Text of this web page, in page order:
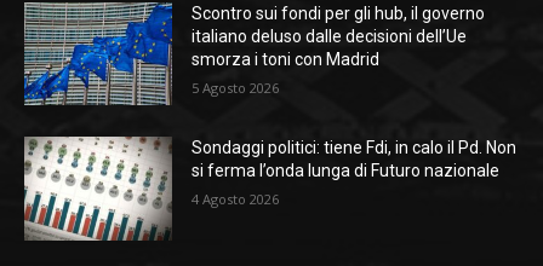
Scontro sui fondi per gli hub, il governo
italiano deluso dalle decisioni dell’Ue
smorza i toni con Madrid
5 Agosto 2026
Sondaggi politici: tiene Fdi, in calo il Pd. Non
si ferma l’onda lunga di Futuro nazionale
4 Agosto 2026